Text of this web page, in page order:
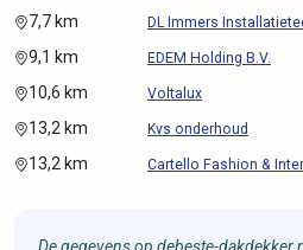
7,7 km DL Immers
9,1 km EDEM Holding B.V.
10,6 km Voltalux
13,2 km Kvs onderhoud
13,2 km Cartello Fashion &